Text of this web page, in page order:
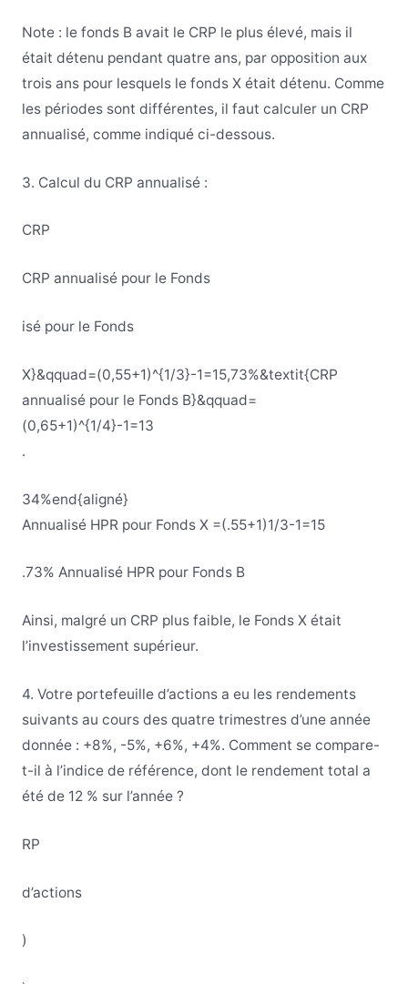
Note : le fonds B avait le CRP le plus élevé, mais il
était détenu pendant quatre ans, par opposition aux
trois ans pour lesquels le fonds X était détenu. Comme
les périodes sont différentes, il faut calculer un CRP
annualisé, comme indiqué ci-dessous.
3. Calcul du CRP annualisé :
CRP
CRP annualisé pour le Fonds
isé pour le Fonds
X}&qquad=(0,55+1)^{1/3}-1=15,73%&textit{CRP
annualisé pour le Fonds B}&qquad=
(0,65+1)^{1/4}-1=13
.
34%end{aligné}
Annualisé HPR pour Fonds X =(.55+1)1/3-1=15
.73% Annualisé HPR pour Fonds B
Ainsi, malgré un CRP plus faible, le Fonds X était
l’investissement supérieur.
4. Votre portefeuille d’actions a eu les rendements
suivants au cours des quatre trimestres d’une année
donnée : +8%, -5%, +6%, +4%. Comment se compare-
t-il à l’indice de référence, dont le rendement total a
été de 12 % sur l’année ?
RP
d’actions
)